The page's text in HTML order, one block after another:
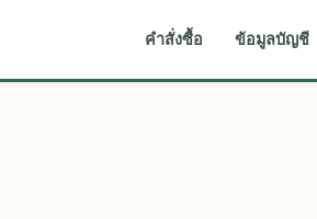
คำสั่งซื้อ ข้อมูลบัญชี